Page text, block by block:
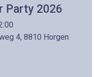
Party 2026
4, 8810 Horgen